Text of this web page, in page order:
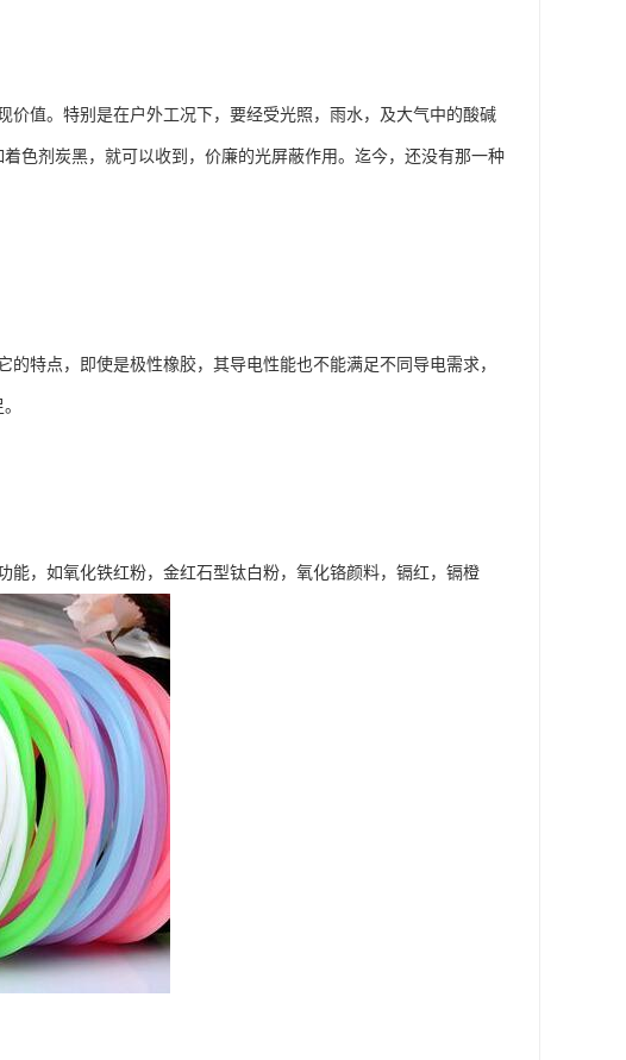
值。特别是在户外工况下，要经受光照，雨水，及大气中的酸碱
色剂炭黑，就可以收到，价廉的光屏蔽作用。迄今，还没有那一种
特点，即使是极性橡胶，其导电性能也不能满足不同导电需求，
，如氧化铁红粉，金红石型钛白粉，氧化铬颜料，镉红，镉橙